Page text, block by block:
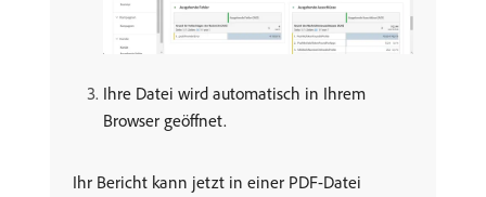
Ihre Datei wird automatisch in Ihrem
Browser geöffnet.
Ihr Bericht kann jetzt in einer PDF-Datei